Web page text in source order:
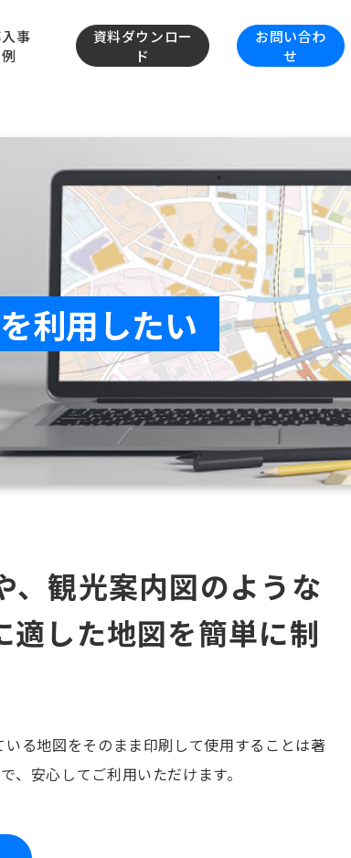
事
例
資料ダウンロー
ド
お問い合わ
せ
利用したい
、観光案内図のような
適した地図を簡単に制
る地図をそのまま印刷して使用することは著
安心してご利用いただけます。